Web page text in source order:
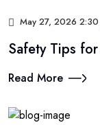
May 27, 2026
Safety Tips
Read More